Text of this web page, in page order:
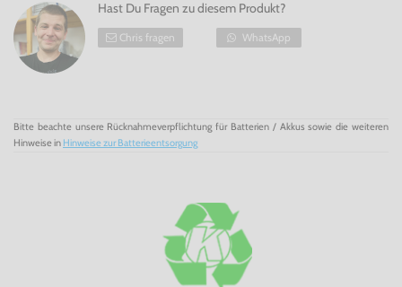
Hast Du Fragen zu diesem Produkt?
Chris fragen WhatsApp
Bitte beachte unsere Rücknahmeverpflichtung für Batterien / Akkus sowie die weiteren
Hinweise in Hinweise zur Batterieentsorgung